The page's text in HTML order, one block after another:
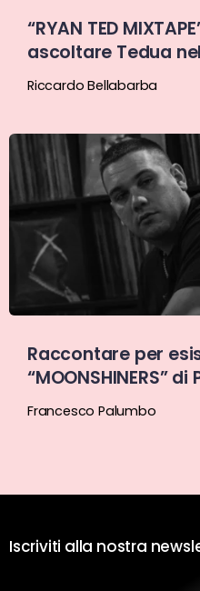
“RYAN TED
ascoltare Tedua
Riccardo Bellabarba
Raccontare per
“MOONSHINERS” di
Francesco Palumbo
Iscriviti alla nostra